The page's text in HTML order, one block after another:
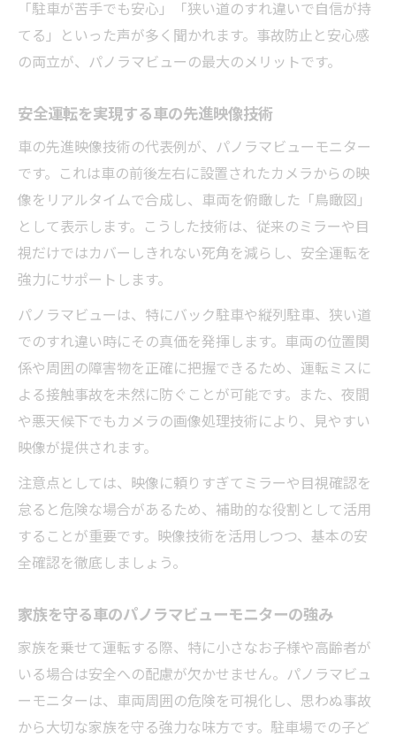
「駐車が苦手でも安心」「狭い道のすれ違いで自信が持
てる」といった声が多く聞かれます。事故防止と安心感
の両立が、パノラマビューの最大のメリットです。
安全運転を実現する車の先進映像技術
車の先進映像技術の代表例が、パノラマビューモニター
です。これは車の前後左右に設置されたカメラからの映
像をリアルタイムで合成し、車両を俯瞰した「鳥瞰図」
として表示します。こうした技術は、従来のミラーや目
視だけではカバーしきれない死角を減らし、安全運転を
強力にサポートします。
パノラマビューは、特にバック駐車や縦列駐車、狭い道
でのすれ違い時にその真価を発揮します。車両の位置関
係や周囲の障害物を正確に把握できるため、運転ミスに
よる接触事故を未然に防ぐことが可能です。また、夜間
や悪天候下でもカメラの画像処理技術により、見やすい
映像が提供されます。
注意点としては、映像に頼りすぎてミラーや目視確認を
怠ると危険な場合があるため、補助的な役割として活用
することが重要です。映像技術を活用しつつ、基本の安
全確認を徹底しましょう。
家族を守る車のパノラマビューモニターの強み
家族を乗せて運転する際、特に小さなお子様や高齢者が
いる場合は安全への配慮が欠かせません。パノラマビュ
ーモニターは、車両周囲の危険を可視化し、思わぬ事故
から大切な家族を守る強力な味方です。駐車場での子ど